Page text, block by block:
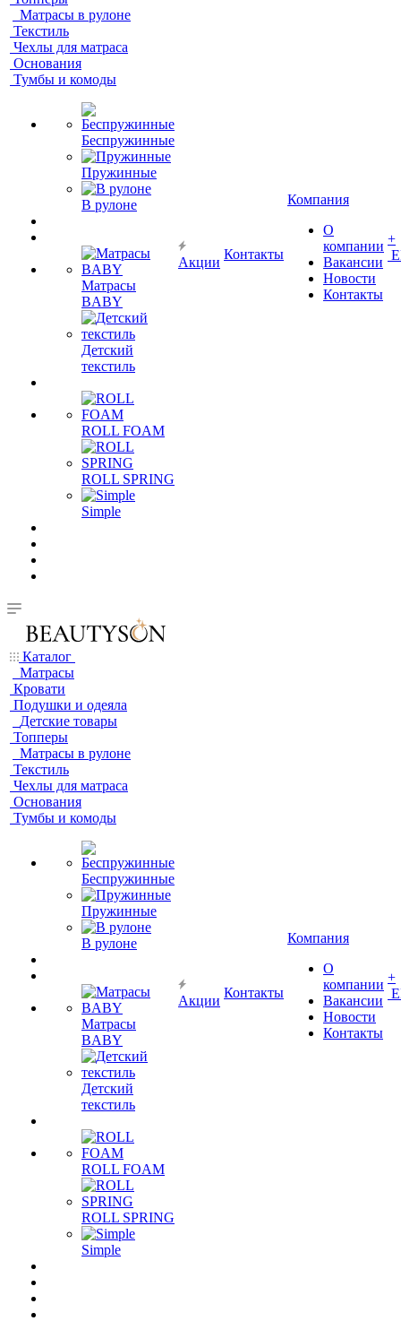
Матрасы в рулоне
Текстиль
Чехлы для матраса
Основания
Тумбы и комоды
Беспружинные
Пружинные
В рулоне
Матрасы
BABY
Детский
текстиль
ROLL FOAM
ROLL SPRING
Simple
Акции
Контакты
Компания
О
компании
Вакансии
Новости
Контакты
+
Каталог
Матрасы
Кровати
Подушки и одеяла
Детские товары
Топперы
Матрасы в рулоне
Текстиль
Чехлы для матраса
Основания
Тумбы и комоды
Беспружинные
Пружинные
В рулоне
Матрасы
BABY
Детский
текстиль
ROLL FOAM
ROLL SPRING
Simple
Акции
Контакты
Компания
О
компании
Вакансии
Новости
Контакты
+